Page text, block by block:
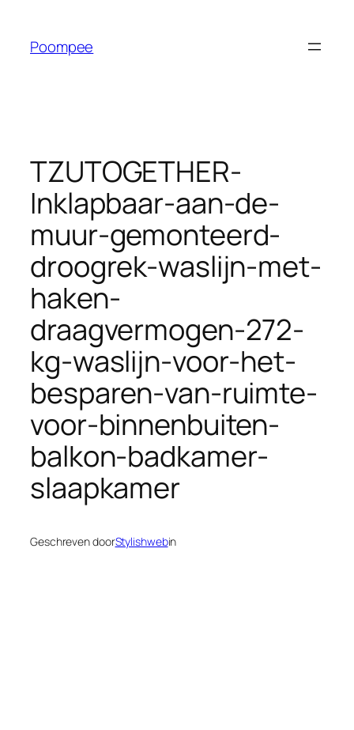
Poompee
TZUTOGETHER-
Inklapbaar-aan-de-
muur-gemonteerd-
droogrek-waslijn-met-
haken-
draagvermogen-272-
kg-waslijn-voor-het-
besparen-van-ruimte-
voor-binnenbuiten-
balkon-badkamer-
slaapkamer
Geschreven doorStylishwebin